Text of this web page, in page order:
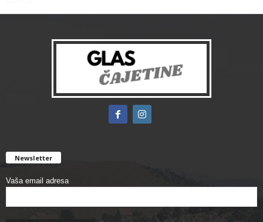
Newsletter
Vaša email adresa